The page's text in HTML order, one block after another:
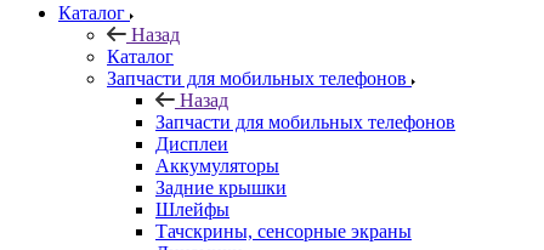
Каталог
Назад
Каталог
Запчасти для мобильных телефонов
Назад
Запчасти для мобильных телефонов
Дисплеи
Аккумуляторы
Задние крышки
Шлейфы
Тачскрины, сенсорные экраны